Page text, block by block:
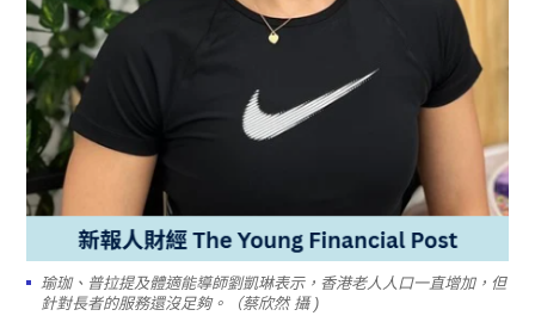
瑜珈、普拉提及體適能導師劉凱琳表示，香港老人人口一直增加，但
針對長者的服務還沒足夠。（蔡欣然 攝 )